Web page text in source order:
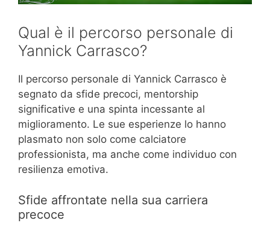
Qual è il percorso personale di
Yannick Carrasco?
Il percorso personale di Yannick Carrasco è
segnato da sfide precoci, mentorship
significative e una spinta incessante al
miglioramento. Le sue esperienze lo hanno
plasmato non solo come calciatore
professionista, ma anche come individuo con
resilienza emotiva.
Sfide affrontate nella sua carriera
precoce